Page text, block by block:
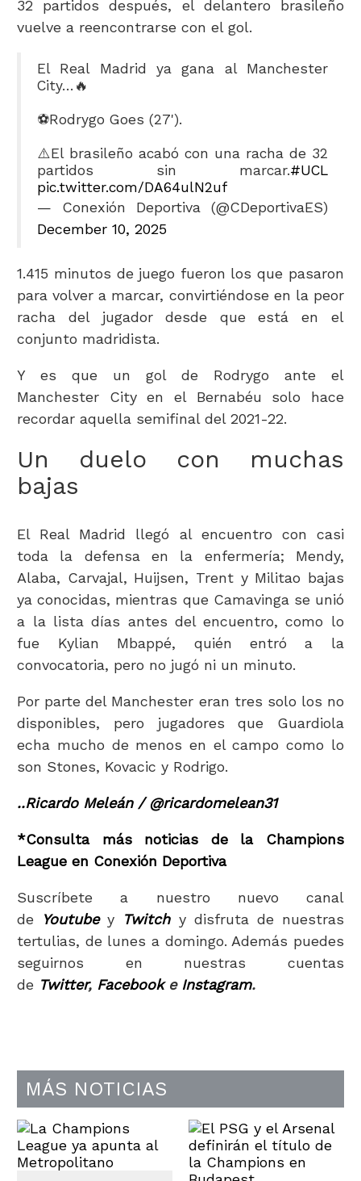
32 partidos después, el delantero brasileño
vuelve a reencontrarse con el gol.
El Real Madrid ya gana al Manchester
City…🔥
⚽️Rodrygo Goes (27').
⚠️El brasileño acabó con una racha de 32
partidos sin marcar.#UCL
pic.twitter.com/DA64ulN2uf
— Conexión Deportiva (@CDeportivaES)
December 10, 2025
1.415 minutos de juego fueron los que pasaron
para volver a marcar, convirtiéndose en la peor
racha del jugador desde que está en el
conjunto madridista.
Y es que un gol de Rodrygo ante el
Manchester City en el Bernabéu solo hace
recordar aquella semifinal del 2021-22.
Un duelo con muchas
bajas
El Real Madrid llegó al encuentro con casi
toda la defensa en la enfermería; Mendy,
Alaba, Carvajal, Huijsen, Trent y Militao bajas
ya conocidas, mientras que Camavinga se unió
a la lista días antes del encuentro, como lo
fue Kylian Mbappé, quién entró a la
convocatoria, pero no jugó ni un minuto.
Por parte del Manchester eran tres solo los no
disponibles, pero jugadores que Guardiola
echa mucho de menos en el campo como lo
son Stones, Kovacic y Rodrigo.
..Ricardo Meleán / @ricardomelean31
*Consulta más noticias de la Champions
League en Conexión Deportiva
Suscríbete a nuestro nuevo canal
de
Youtubey Twitchy disfruta de nuestras
tertulias, de lunes a domingo. Además puedes
seguirnos en nuestras cuentas
de Twitter, Facebooke Instagram.
MÁS NOTICIAS